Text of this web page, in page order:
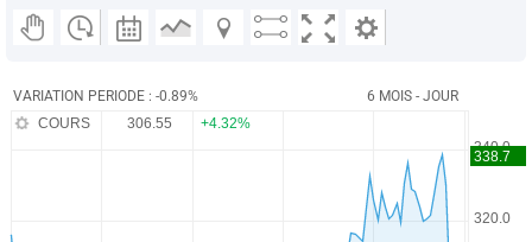
VARIATION PERIODE : -0.89% 6 MOIS - JOUR
COURS 306.55 +4.32%